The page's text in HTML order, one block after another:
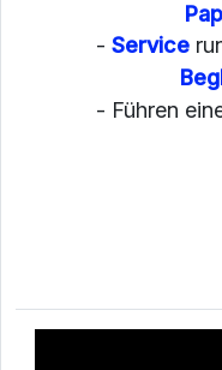
- Service
- Führen